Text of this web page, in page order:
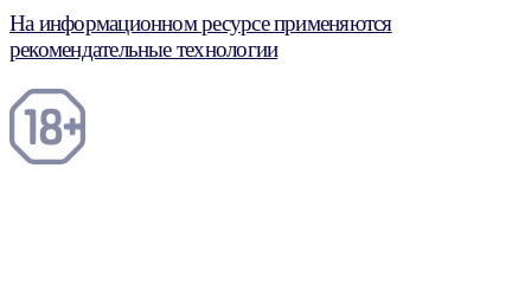
На информационном ресурсе применяются
рекомендательные технологии